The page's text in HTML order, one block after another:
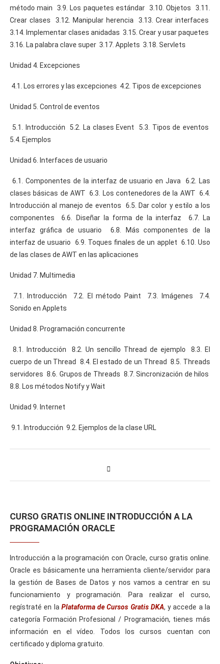
método main 3.9. Los paquetes estándar 3.10. Objetos 3.11.
Crear clases 3.12. Manipular herencia 3.13. Crear interfaces
3.14. Implementar clases anidadas 3.15. Crear y usar paquetes
3.16. La palabra clave super 3.17. Applets 3.18. Servlets
Unidad 4. Excepciones
4.1. Los errores y las excepciones 4.2. Tipos de excepciones
Unidad 5. Control de eventos
5.1. Introducción 5.2. La clases Event 5.3. Tipos de eventos
5.4. Ejemplos
Unidad 6. Interfaces de usuario
6.1. Componentes de la interfaz de usuario en Java 6.2. Las
clases básicas de AWT 6.3. Los contenedores de la AWT 6.4.
Introducción al manejo de eventos 6.5. Dar color y estilo a los
componentes 6.6. Diseñar la forma de la interfaz 6.7. La
interfaz gráfica de usuario 6.8. Más componentes de la
interfaz de usuario 6.9. Toques finales de un applet 6.10. Uso
de las clases de AWT en las aplicaciones
Unidad 7. Multimedia
7.1. Introducción 7.2. El método Paint 7.3. Imágenes 7.4.
Sonido en Applets
Unidad 8. Programación concurrente
8.1. Introducción 8.2. Un sencillo Thread de ejemplo 8.3. El
cuerpo de un Thread 8.4. El estado de un Thread 8.5. Threads
servidores 8.6. Grupos de Threads 8.7. Sincronización de hilos
8.8. Los métodos Notify y Wait
Unidad 9. Internet
9.1. Introducción 9.2. Ejemplos de la clase URL
CURSO GRATIS ONLINE INTRODUCCIÓN A LA
PROGRAMACIÓN ORACLE
Introducción a la programación con Oracle, curso gratis online.
Oracle es básicamente una herramienta cliente/servidor para
la gestión de Bases de Datos y nos vamos a centrar en su
funcionamiento y programación. Para realizar el curso,
regístraté en la Plataforma de Cursos Gratis DKA, y accede a la
categoría Formación Profesional / Programación, tienes más
información en el vídeo. Todos los cursos cuentan con
certificado y diploma gratuito.